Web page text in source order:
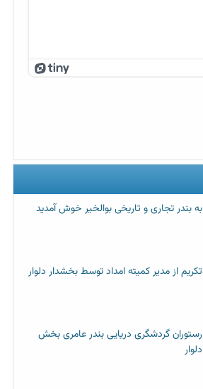
به بندر تجاری و تاریخی بوالخیر خوش آمدید
تکریم از مدیر کمیته امداد توسط بخشدار دلوار
رستوران گردشگری دریایی بندر عامری بخش
دلوار